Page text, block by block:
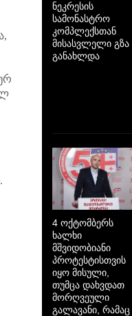
ნეკრესის
სამონასტრო
კომპლექსთან
მისასვლელი გზა
განახლდა
4 ოქტომბერს
ხალხი
მშვიდობიანი
პროტესტისთვის
იყო მისული,
თუმცა დახვდათ
მორღვეული
გალავანი, რამაც